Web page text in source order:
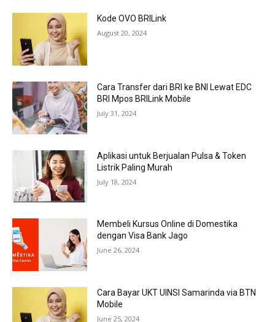
Kode OVO BRILink
August 20, 2024
Cara Transfer dari BRI ke BNI Lewat EDC
BRI Mpos BRILink Mobile
July 31, 2024
Aplikasi untuk Berjualan Pulsa & Token
Listrik Paling Murah
July 18, 2024
Membeli Kursus Online di Domestika
dengan Visa Bank Jago
June 26, 2024
Cara Bayar UKT UINSI Samarinda via BTN
Mobile
June 25, 2024